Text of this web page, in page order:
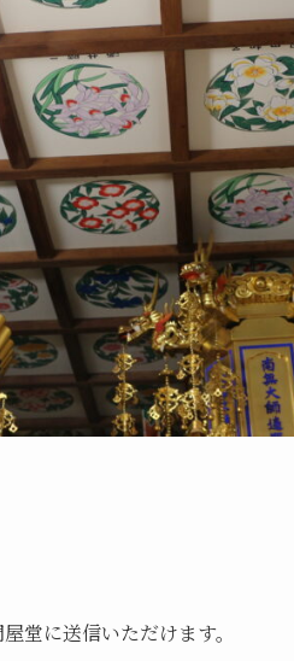
堂に送信いただけます。